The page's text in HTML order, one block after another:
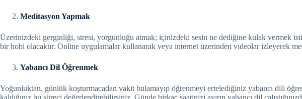
Meditasyon Yapmak
Üzerinizdeki gerginliği, stresi, yorgunluğu atmak; içinizdeki sesin ne dediğine kulak vermek
bir hobi olacaktır. Online uygulamalar kullanarak veya internet üzerinden videolar izleyerek
Yabancı Dil Öğrenmek
Yoğunluktan, günlük koşturmacadan vakit bulamayıp öğrenmeyi ertelediğiniz yabancı dili
kaldığınız bu süreci değerlendirebilirsiniz. Günde birkaç saatinizi ayırıp yabancı dil